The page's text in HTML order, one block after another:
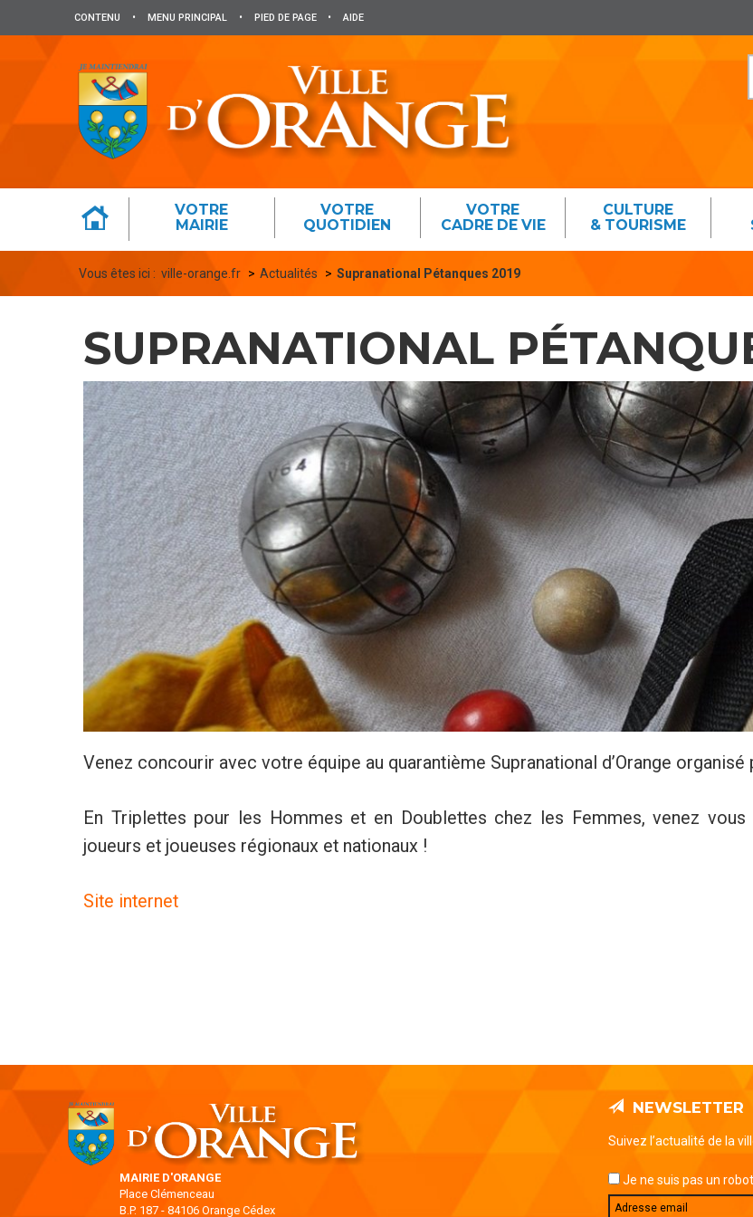
CONTENU • MENU PRINCIPAL • PIED DE PAGE • AIDE
VOTRE
MAIRIE
VOTRE
QUOTIDIEN
VOTRE
CADRE DE VIE
CULTURE
& TOURISME
Vous êtes ici : ville-orange.fr Actualités Supranational Pétanques 2019
SUPRANATIONAL
Venez concourir avec votre équipe au quarantième Supranational d’Orange organisé
En Triplettes pour les Hommes et en Doublettes chez les Femmes, venez vous
joueurs et joueuses régionaux et nationaux !
Site internet
MAIRIE D'ORANGE
Place Clémenceau
B.P. 187 - 84106 Orange Cédex
NEWSLETTER
Suivez l’actualité de la
Je ne suis pas un robot
Email